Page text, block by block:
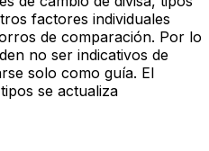
factores individuales
de comparación. Por lo
no ser indicativos de
solo como guía. El
se actualiza